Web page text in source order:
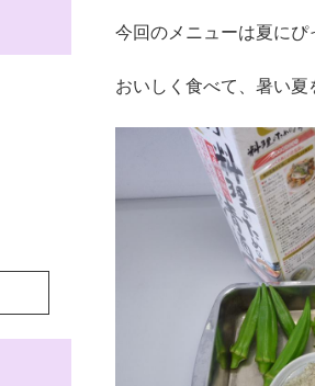
今回のメニューは夏に
おいしく食べて、暑い夏